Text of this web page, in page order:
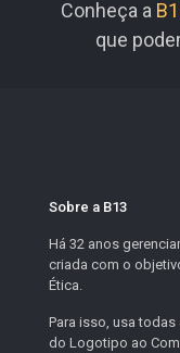
Conheça a
que
Sobre a B13
Há 32 anos
criada com o
Ética.
Para isso, usa
do Logotipo ao